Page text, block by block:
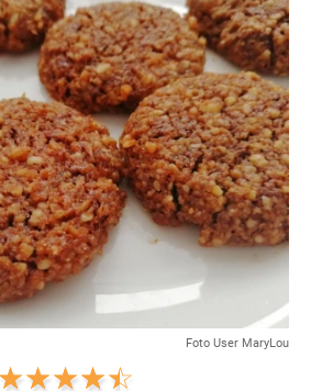
Foto User MaryLou